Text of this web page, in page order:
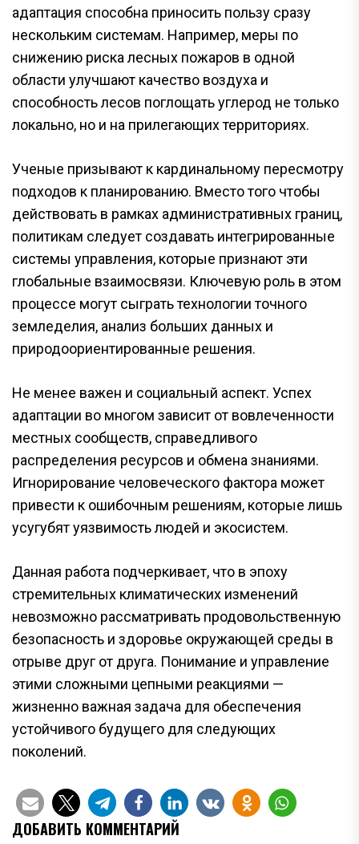
адаптация способна приносить пользу сразу
нескольким системам. Например, меры по
снижению риска лесных пожаров в одной
области улучшают качество воздуха и
способность лесов поглощать углерод не только
локально, но и на прилегающих территориях.
Ученые призывают к кардинальному пересмотру
подходов к планированию. Вместо того чтобы
действовать в рамках административных границ,
политикам следует создавать интегрированные
системы управления, которые признают эти
глобальные взаимосвязи. Ключевую роль в этом
процессе могут сыграть технологии точного
земледелия, анализ больших данных и
природоориентированные решения.
Не менее важен и социальный аспект. Успех
адаптации во многом зависит от вовлеченности
местных сообществ, справедливого
распределения ресурсов и обмена знаниями.
Игнорирование человеческого фактора может
привести к ошибочным решениям, которые лишь
усугубят уязвимость людей и экосистем.
Данная работа подчеркивает, что в эпоху
стремительных климатических изменений
невозможно рассматривать продовольственную
безопасность и здоровье окружающей среды в
отрыве друг от друга. Понимание и управление
этими сложными цепными реакциями —
жизненно важная задача для обеспечения
устойчивого будущего для следующих
поколений.
ДОБАВИТЬ КОММЕНТАРИЙ